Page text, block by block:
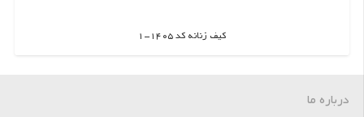
کیف زنانه کد 1405-1
اطلاعات بیشتر
درباره ما